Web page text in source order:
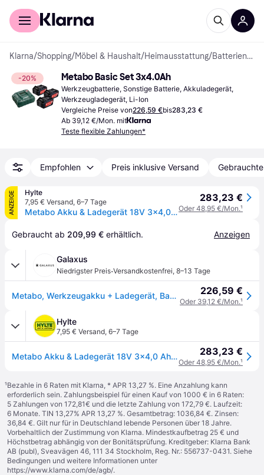
Für Shopper
Klarna/Shopping/Möbel & Haushalt/Heimausstattung/ Batterien & Akkus
-20% Metabo Basic Set 3x4.0Ah
Werkzeugbatterie, Sonstige Batterie, Akkuladegerät,
Werkzeugladegerät, Li-Ion
Vergleiche Preise von226,59 €bis283,23 €
Ab 39,12 €/Mon. mit
Teste flexible Zahlungen*
Empfohlen Preis inklusive Versand
ANZEIGE
Hylte
7,95 € Versand, 6–7 Tage
Metabo Akku & Ladegerät 18V 3x4,0 Ah + ASC 30-36V
283,23 €
Oder 48,95 €/Mon.¹
Gebraucht ab 209,99 € erhältlich. Anzeigen
Galaxus
Niedrigster Preis·Versandkostenfrei, 8–13 Tage
Metabo, Werkzeugakku + Ladegerät, Basis-Set 3 x 4.0 Ah (18V) 226,59 €
Oder 39,12 €/Mon.¹
Hylte
7,95 € Versand, 6–7 Tage
Metabo Akku & Ladegerät 18V 3x4,0 Ah + ASC 30-36V 283,23 €
Oder 48,95 €/Mon.¹
¹Bezahle in 6 Raten mit Klarna, * APR 13,27 %. Eine Anzahlung kann
erforderlich sein. Zahlungsbeispiel für einen Kauf von 1000 € in 6 Raten:
5 Zahlungen von 172,81€ und die letzte Zahlung von 172,79 €. Laufzeit:
6 Monate. TIN 13,27% APR 13,27 %. Gesamtbetrag: 1036,84 €. Zinsen:
36,84 €. Gilt nur für in Deutschland lebende Personen über 18 Jahre.
Vorbehaltlich der Zustimmung von Klarna. Mindestkaufbetrag 25 € und
Höchstbetrag abhängig von der Bonitätsprüfung. Kreditgeber: Klarna Bank
AB (publ), Sveavägen 46, 111 34 Stockholm, Reg. Nr.: 556737-0431. Siehe
Bedingungen und weitere Informationen unter
https://www.klarna.com/de/agb/.